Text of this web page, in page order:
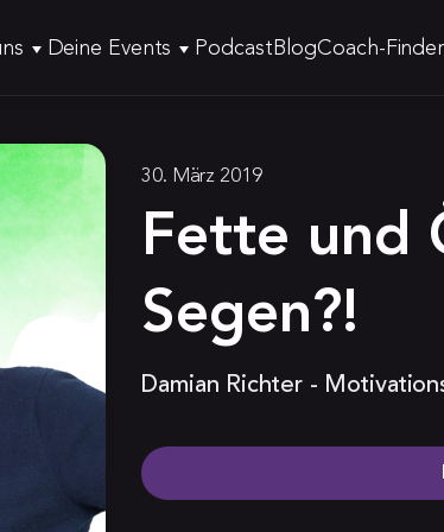
Deine Events Podcast BlogCoach-Finder
30. März 2019
Fette und
Segen?!
Damian Richter -